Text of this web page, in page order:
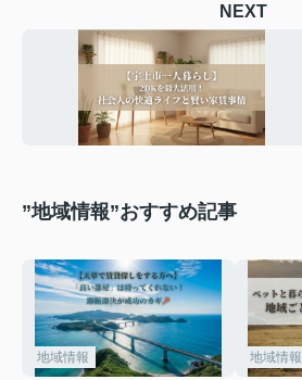
NEXT
”地域情報”おすすめ記事
地域情報 地域情報